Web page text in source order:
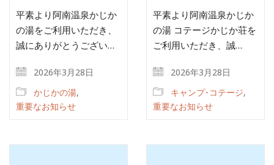
平素より阿南温泉かじか
の湯をご利用いただき、
誠にありがとうござい…
2026年3月28日
かじかの湯,
重要なお知らせ
平素より阿南温泉かじか
の湯 コテージかじか荘を
ご利用いただき、誠…
2026年3月28日
キャンプ･コテージ,
重要なお知らせ